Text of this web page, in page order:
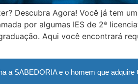
Descubra Agora! Você já tem
por algumas IES de 2ª
Aqui você encontrará
a SABEDORIA e o homem que